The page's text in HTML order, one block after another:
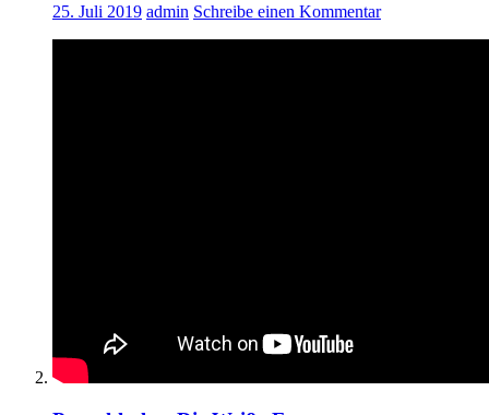
25. Juli 2019 admin Schreibe einen Kommentar